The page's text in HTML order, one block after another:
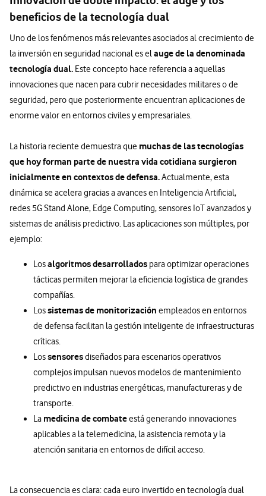
beneficios de la tecnología dual
Uno de los fenómenos más relevantes asociados al crecimiento de
la inversión en seguridad nacional es elauge de la denominada
tecnología dual. Este concepto hace referencia a aquellas
innovaciones que nacen para cubrir necesidades militares o de
seguridad, pero que posteriormente encuentran aplicaciones de
enorme valor en entornos civiles y empresariales.
La historia reciente demuestra que muchas de las tecnologías
que hoy forman parte de nuestra vida cotidiana surgieron
inicialmente en contextos de defensa.Actualmente, esta
dinámica se acelera gracias a avances en Inteligencia Artificial,
redes 5G Stand Alone, Edge Computing, sensores IoT avanzados y
sistemas de análisis predictivo. Las aplicaciones son múltiples, por
ejemplo:
Losalgoritmos desarrollados para optimizar operaciones
tácticas permiten mejorar la eficiencia logística de grandes
compañías.
Lossistemas de monitorización empleados en entornos
de defensa facilitan la gestión inteligente de infraestructuras
críticas.
Lossensoresdiseñados para escenarios operativos
complejos impulsan nuevos modelos de mantenimiento
predictivo en industrias energéticas, manufactureras y de
transporte.
La medicina de combateestá generando innovaciones
aplicables a la telemedicina, la asistencia remota y la
atención sanitaria en entornos de difícil acceso.
La consecuencia es clara: cada euro invertido en tecnología dual